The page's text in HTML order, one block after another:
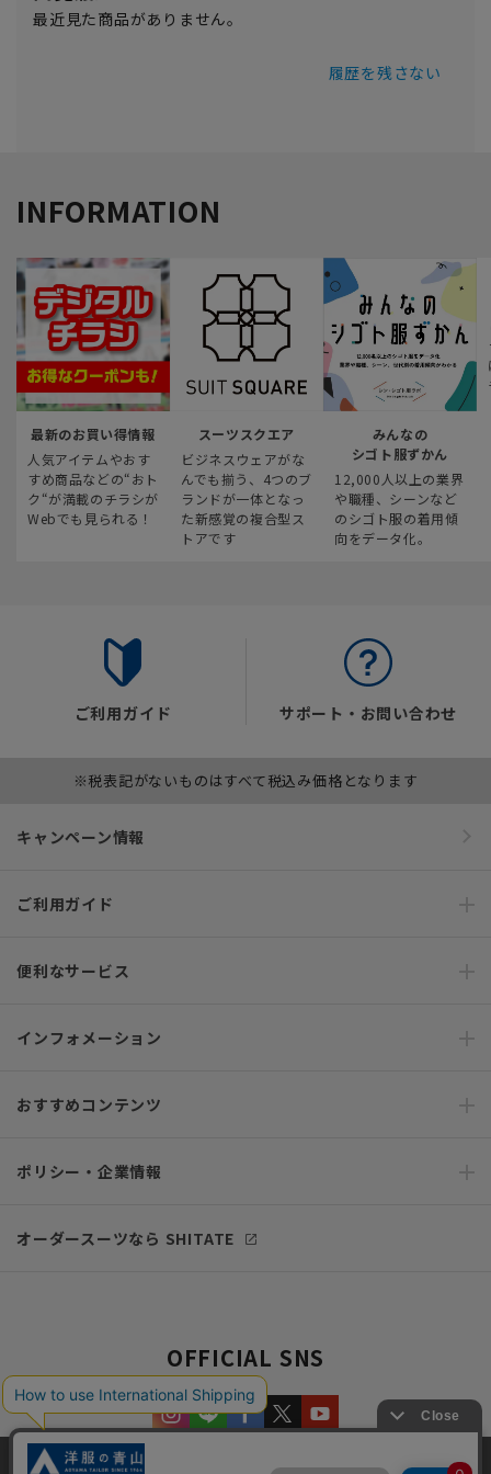
最近見た商品がありません。
履歴を残さない
INFORMATION
最新のお買い得情報
人気アイテムやおす
すめ商品などの“おト
ク“が満載のチラシが
Webでも見られる！
スーツスクエア
ビジネスウェアがな
んでも揃う、4つのブ
ランドが一体となっ
た新感覚の複合型ス
トアです
みんなの
シゴト服ずかん
12,000人以上の業界
や職種、シーンなど
のシゴト服の着用傾
向をデータ化。
ご利用ガイド サポート・お問い合わせ
※税表記がないものはすべて税込み価格となります
キャンペーン情報
ご利用ガイド
便利なサービス
インフォメーション
おすすめコンテンツ
ポリシー・企業情報
オーダースーツなら SHITATE
OFFICIAL SNS